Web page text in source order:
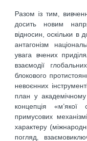
Разом із тим,
досить новим
відносин, оскільки в
антагонізм
увага вчених
взаємодії
блокового
невоєнних
план у
концепція «м’якої
примусових
характеру
погляд,